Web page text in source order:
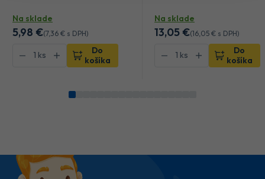
Na sklade
5,98 €(7,36 € s DPH)
Do
košíka
Na sklade
13,05 €(16 ,05 € s DPH)
Do
košíka